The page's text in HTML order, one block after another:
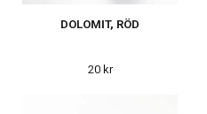
DOLOMIT, RÖD
20 kr